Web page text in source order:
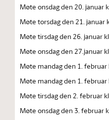
Møte onsdag den 20. januar
Møte torsdag den 21. januar
Møte tirsdag den 26. januar
Møte onsdag den 27.januar
Møte mandag den 1. februar
Møte mandag den 1. februar
Møte tirsdag den 2. februar
Møte onsdag den 3. februar